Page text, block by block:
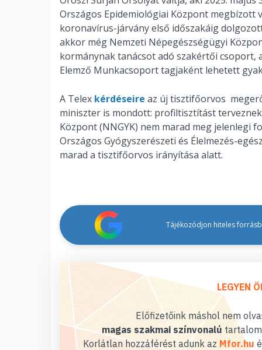
Országos Epidemiológiai Központ megbízott
koronavírus-járvány első időszakáig
akkor még Nemzeti Népegészségügyi
kormánynak tanácsot adó szakértői csoport,
Elemző Munkacsoport tagjaként lehetett
A Telex kérdéseire az új tisztifőorvos
miniszter is mondott: profiltisztítást
Központ (NNGYK) nem marad meg jelenlegi
Országos Gyógyszerészeti és Élelmezés-
marad a tisztifőorvos irányítása alatt.
Tájékozódjon hiteles
LEGYEN
Előfizetőink máshol nem
magas szakmai színvonalú
Korlátlan hozzáférést adunk az Mfor.hu